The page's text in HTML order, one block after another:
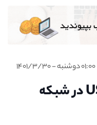
۰۱:۰۰ دوشنبه - ۱۴۰۱/۳/۳۰
تعداد تراکنش های USDC در شبکه